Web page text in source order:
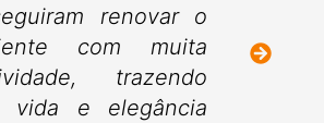
renovar o
com muita
trazendo
vida e elegância